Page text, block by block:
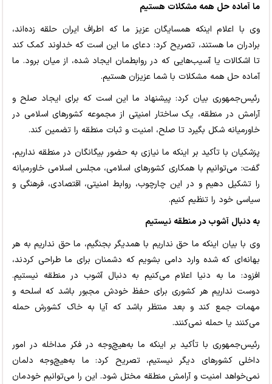
ما آماده حل همه مشکلات هستیم
وی با اعلام اینکه همسایگان عزیز ما که اطراف ایران حلقه زده‌اند،
برادران ما هستند، تصریح کرد: دعای ما این است که خداوند کمک کند
تا اشکالات یا آسیب‌هایی که در روابطمان ایجاد شده، از میان برود. ما
آماده حل همه مشکلات با شما عزیزان هستیم.
رئیس‌جمهوری بیان کرد: پیشنهاد ما این است که برای ایجاد صلح و
آرامش در منطقه، یک ساختار امنیتی از مجموعه کشورهای اسلامی در
خاورمیانه شکل بگیرد تا صلح، امنیت و ثبات منطقه را تضمین کند.
پزشکیان با تأکید بر اینکه ما نیازی به حضور بیگانگان در منطقه نداریم،
گفت: می‌توانیم با همکاری کشورهای اسلامی، مجلس اسلامی خاورمیانه
را تشکیل دهیم و در این چارچوب، روابط امنیتی، اقتصادی، فرهنگی و
سیاسی خود را تنظیم کنیم.
به دنبال آشوب در منطقه نیستیم
وی با بیان اینکه ما حق نداریم با همدیگر بجنگیم، ما حق نداریم به هر
بهانه‌ای که شده وارد دامی بشویم که دشمنان برای ما طراحی کردند،
افزود: ما به دنیا اعلام می‌کنیم به دنبال آشوب در منطقه نیستیم.
دوست نداریم هر کشوری برای حفظ خودش مجبور باشد که اسلحه و
مهمات جمع کند و بعد منتظر باشد که آیا به خاک کشورش حمله
می‌کنند یا حمله نمی‌کنند.
رئیس‌جمهوری با تأکید بر اینکه ما به‌هیچ‌وجه در فکر مداخله در امور
داخلی کشورهای دیگر نیستیم، تصریح کرد: ما به‌هیچ‌وجه دلمان
نمی‌خواهد امنیت و آرامش منطقه مختل شود. این را می‌توانیم خودمان